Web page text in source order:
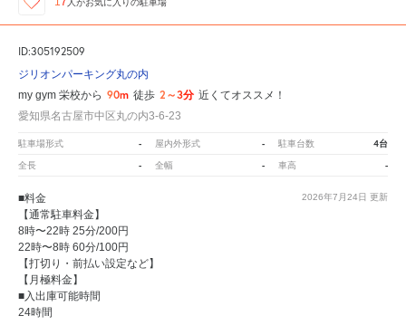
人がお気に入りの駐車場
ID:305192509
ジリオンパーキング丸の内
my gym 栄校から 90m 徒歩 2～3分 近くてオススメ！
愛知県名古屋市中区丸の内3-6-23
駐車場形式 - 屋内外形式 - 駐車台数 4台
全長 - 全幅 - 車高 -
2026年7月24日 更新
■料金
【通常駐車料金】
8時〜22時 25分/200円
22時〜8時 60分/100円
【打切り・前払い設定など】
【月極料金】
■入出庫可能時間
24時間